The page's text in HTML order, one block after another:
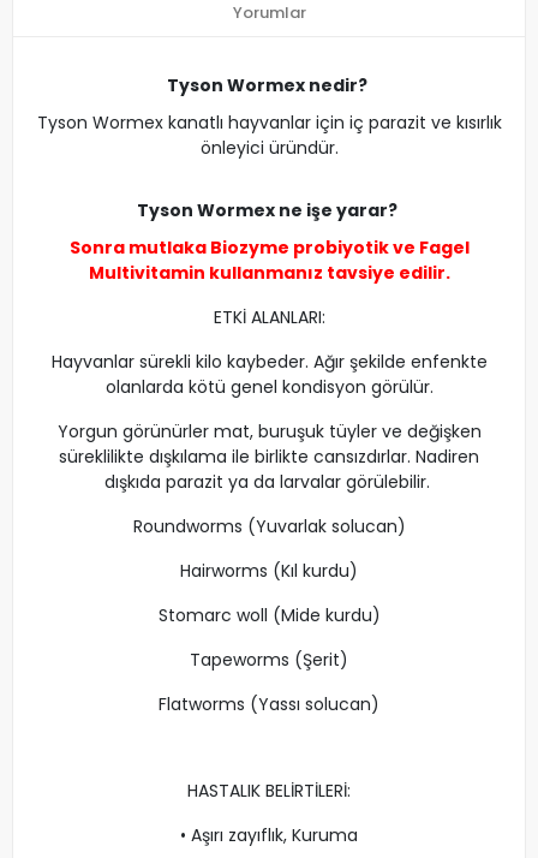
Yorumlar
Tyson Wormex nedir?
Tyson Wormex kanatlı hayvanlar için iç parazit ve kısırlık
önleyici üründür.
Tyson Wormex ne işe yarar?
Sonra mutlaka Biozyme probiyotikve Fagel
Multivitamin kullanmanız tavsiye edilir.
ETKİ ALANLARI:
Hayvanlar sürekli kilo kaybeder. Ağır şekilde enfenkte
olanlarda kötü genel kondisyon görülür.
Yorgun görünürler mat, buruşuk tüyler ve değişken
süreklilikte dışkılama ile birlikte cansızdırlar. Nadiren
dışkıda parazit ya da larvalar görülebilir.
Roundworms (Yuvarlak solucan)
Hairworms (Kıl kurdu)
Stomarc woll (Mide kurdu)
Tapeworms (Şerit)
Flatworms (Yassı solucan)
HASTALIK BELİRTİLERİ:
• Aşırı zayıflık, Kuruma